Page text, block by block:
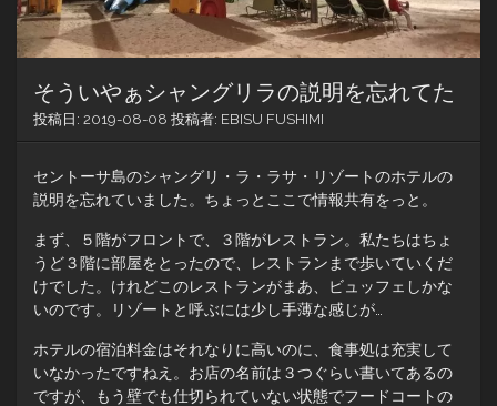
そういやぁシャングリラの説明を忘れてた
投稿日: 2019-08-08 投稿者: EBISU FUSHIMI
セントーサ島のシャングリ・ラ・ラサ・リゾートのホテルの
説明を忘れていました。ちょっとここで情報共有をっと。
まず、５階がフロントで、３階がレストラン。私たちはちょ
うど３階に部屋をとったので、レストランまで歩いていくだ
けでした。けれどこのレストランがまあ、ビュッフェしかな
いのです。リゾートと呼ぶには少し手薄な感じが…
ホテルの宿泊料金はそれなりに高いのに、食事処は充実して
いなかったですねえ。お店の名前は３つぐらい書いてあるの
ですが、もう壁でも仕切られていない状態でフードコートの